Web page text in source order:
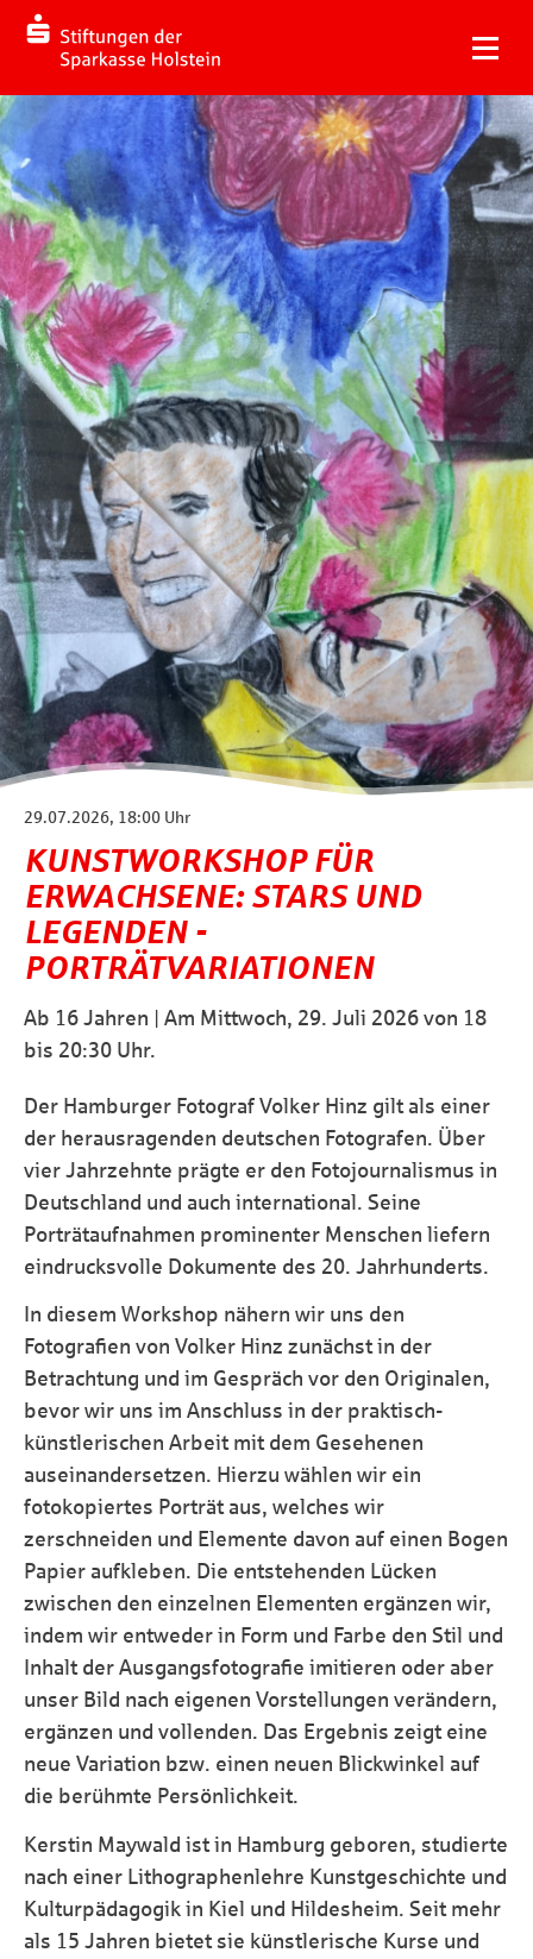
29.07.2026, 18:00 Uhr
KUNSTWORKSHOP FÜR
ERWACHSENE: STARS UND
LEGENDEN -
PORTRÄTVARIATIONEN
Ab 16 Jahren | Am Mittwoch, 29. Juli 2026 von 18
bis 20:30 Uhr.
Der Hamburger Fotograf Volker Hinz gilt als einer
der herausragenden deutschen Fotografen. Über
vier Jahrzehnte prägte er den Fotojournalismus in
Deutschland und auch international. Seine
Porträtaufnahmen prominenter Menschen liefern
eindrucksvolle Dokumente des 20. Jahrhunderts.
In diesem Workshop nähern wir uns den
Fotografien von Volker Hinz zunächst in der
Betrachtung und im Gespräch vor den Originalen,
bevor wir uns im Anschluss in der praktisch-
künstlerischen Arbeit mit dem Gesehenen
auseinandersetzen. Hierzu wählen wir ein
fotokopiertes Porträt aus, welches wir
zerschneiden und Elemente davon auf einen Bogen
Papier aufkleben. Die entstehenden Lücken
zwischen den einzelnen Elementen ergänzen wir,
indem wir entweder in Form und Farbe den Stil und
Inhalt der Ausgangsfotografie imitieren oder aber
unser Bild nach eigenen Vorstellungen verändern,
ergänzen und vollenden. Das Ergebnis zeigt eine
neue Variation bzw. einen neuen Blickwinkel auf
die berühmte Persönlichkeit.
Kerstin Maywald ist in Hamburg geboren, studierte
nach einer Lithographenlehre Kunstgeschichte und
Kulturpädagogik in Kiel und Hildesheim. Seit mehr
als 15 Jahren bietet sie künstlerische Kurse und